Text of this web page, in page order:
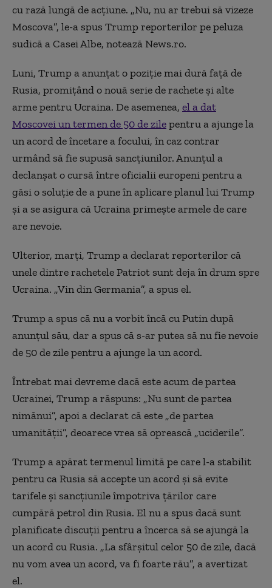
cu rază lungă de acţiune. „Nu, nu ar trebui să vizeze
Moscova”, le-a spus Trump reporterilor pe peluza
sudică a Casei Albe, notează News.ro.
Luni, Trump a anunţat o poziţie mai dură faţă de
Rusia, promiţând o nouă serie de rachete şi alte
arme pentru Ucraina. De asemenea, el a dat
Moscovei un termen de 50 de zilepentru a ajunge la
un acord de încetare a focului, în caz contrar
urmând să fie supusă sancţiunilor. Anunţul a
declanşat o cursă între oficialii europeni pentru a
găsi o soluţie de a pune în aplicare planul lui Trump
şi a se asigura că Ucraina primeşte armele de care
are nevoie.
Ulterior, marţi, Trump a declarat reporterilor că
unele dintre rachetele Patriot sunt deja în drum spre
Ucraina. „Vin din Germania”, a spus el.
Trump a spus că nu a vorbit încă cu Putin după
anunţul său, dar a spus că s-ar putea să nu fie nevoie
de 50 de zile pentru a ajunge la un acord.
Întrebat mai devreme dacă este acum de partea
Ucrainei, Trump a răspuns: „Nu sunt de partea
nimănui”, apoi a declarat că este „de partea
umanităţii”, deoarece vrea să oprească „uciderile”.
Trump a apărat termenul limită pe care l-a stabilit
pentru ca Rusia să accepte un acord şi să evite
tarifele şi sancţiunile împotriva ţărilor care
cumpără petrol din Rusia. El nu a spus dacă sunt
planificate discuţii pentru a încerca să se ajungă la
un acord cu Rusia. „La sfârşitul celor 50 de zile, dacă
nu vom avea un acord, va fi foarte rău”, a avertizat
el.